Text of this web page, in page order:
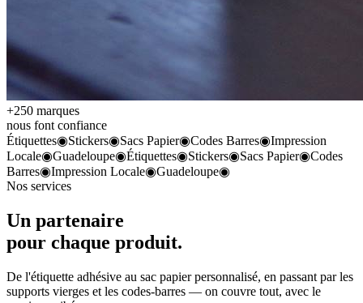
+250 marques
nous font confiance
Étiquettes◉Stickers◉Sacs Papier◉Codes Barres◉Impression
Locale◉Guadeloupe◉Étiquettes◉Stickers◉Sacs Papier◉Codes
Barres◉Impression Locale◉Guadeloupe◉
Nos services
Un partenaire
pour chaque produit.
De l'étiquette adhésive au sac papier personnalisé, en passant par les
supports vierges et les codes-barres — on couvre tout, avec le